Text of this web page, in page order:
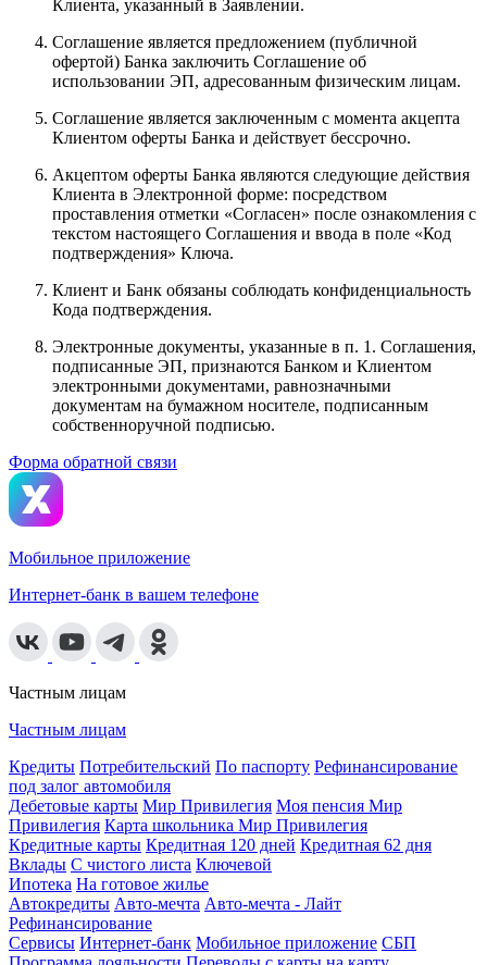
Клиента, указанный в Заявлении.
Соглашение является предложением (публичной
офертой) Банка заключить Соглашение об
использовании ЭП, адресованным физическим лицам.
Соглашение является заключенным с момента акцепта
Клиентом оферты Банка и действует бессрочно.
Акцептом оферты Банка являются следующие действия
Клиента в Электронной форме: посредством
проставления отметки «Согласен» после ознакомления с
текстом настоящего Соглашения и ввода в поле «Код
подтверждения» Ключа.
Клиент и Банк обязаны соблюдать конфиденциальность
Кода подтверждения.
Электронные документы, указанные в п. 1. Соглашения,
подписанные ЭП, признаются Банком и Клиентом
электронными документами, равнозначными
документам на бумажном носителе, подписанным
собственноручной подписью.
Форма обратной связи
Мобильное приложение
Интернет-банк в вашем телефоне
Частным лицам
Частным лицам
Кредиты Потребительский По паспорту Рефинансирование
под залог автомобиля
Дебетовые карты Мир Привилегия Моя пенсия Мир
Привилегия Карта школьника Мир Привилегия
Кредитные карты Кредитная 120 дней Кредитная 62 дня
Вклады С чистого листа Ключевой
Ипотека На готовое жилье
Автокредиты Авто-мечта Авто-мечта - Лайт
Рефинансирование
Сервисы Интернет-банк Мобильное приложение СБП